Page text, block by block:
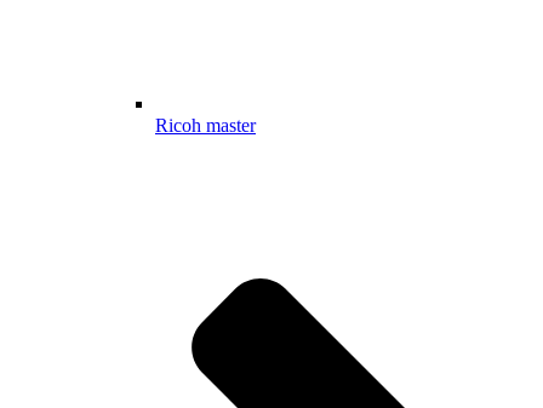
Ricoh master